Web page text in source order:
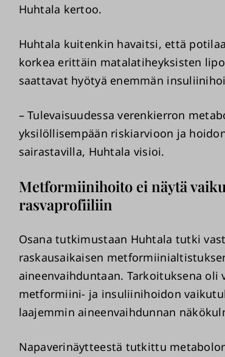
Huhtala kertoo.
Huhtala kuitenkin havaitsi, että
korkea erittäin matalatiheyksisten
saattavat hyötyä enemmän
– Tulevaisuudessa verenkierron
yksilöllisempään riskiarvioon ja
sairastavilla, Huhtala visioi.
Metformiinihoito ei näytä
rasvaprofiiliin
Osana tutkimustaan Huhtala tutki
raskausaikaisen
aineenvaihduntaan. Tarkoituksena oli
metformiini- ja insuliinihoidon
laajemmin aineenvaihdunnan
Napaverinäytteestä tutkittu